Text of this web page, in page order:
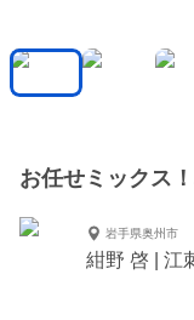
お任せミックス
岩手県奥州市
紺野 啓 | 江